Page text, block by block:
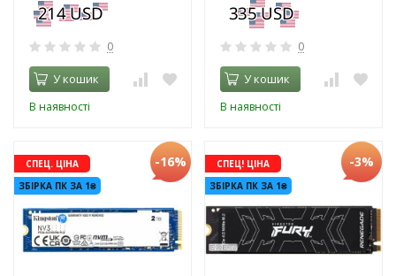
0
У кошик
В наявності
0
У кошик
В наявності
СПЕЦ. ЦІНА
ЗБІРКА ПК ЗА 1₴
-16%
СПЕЦ! ЦІНА
ЗБІРКА ПК ЗА 1₴
-3%